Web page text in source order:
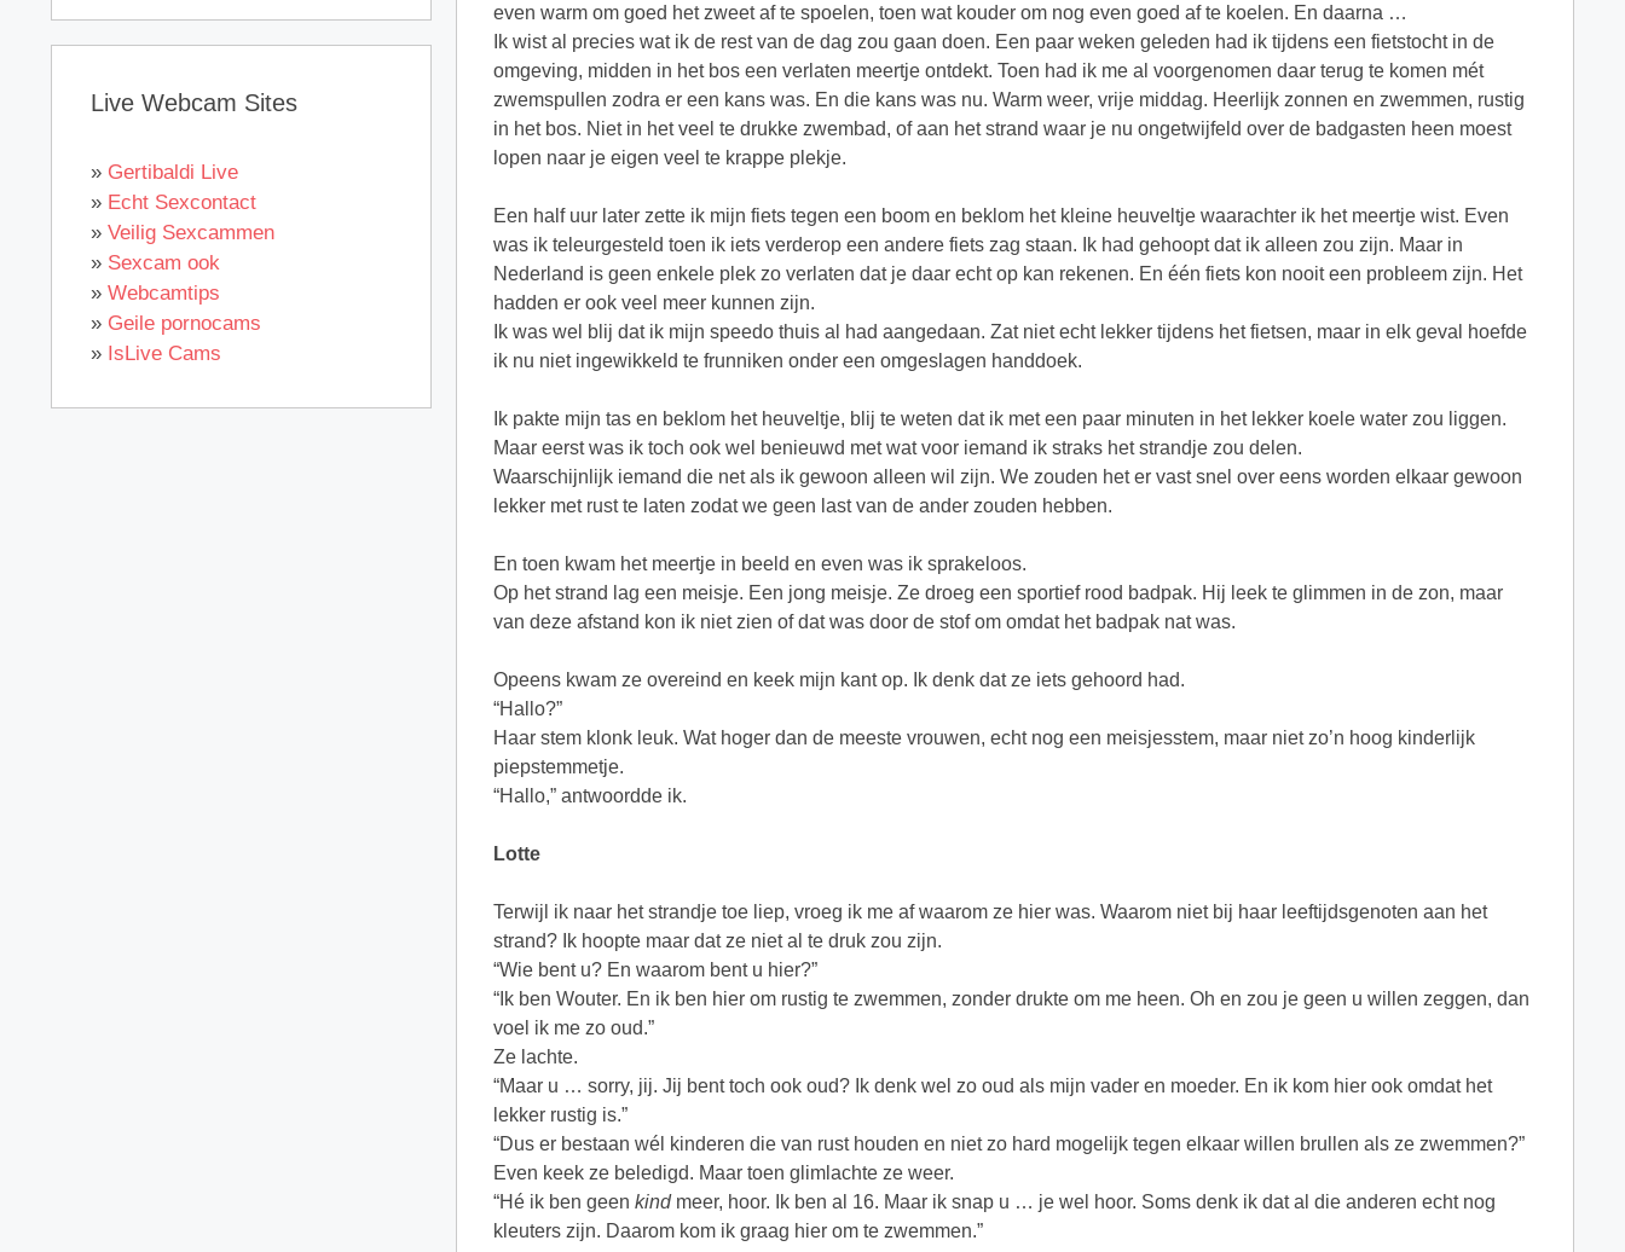
even warm om goed het zweet af te spoelen, toen wat kouder om nog even goed af te koelen. En daarna …
Ik wist al precies wat ik de rest van de dag zou gaan doen. Een paar weken geleden had ik tijdens een fietstocht in de
omgeving, midden in het bos een verlaten meertje ontdekt. Toen had ik me al voorgenomen daar terug te komen mét
zwemspullen zodra er een kans was. En die kans was nu. Warm weer, vrije middag. Heerlijk zonnen en zwemmen, rustig
in het bos. Niet in het veel te drukke zwembad, of aan het strand waar je nu ongetwijfeld over de badgasten heen moest
lopen naar je eigen veel te krappe plekje.
Een half uur later zette ik mijn fiets tegen een boom en beklom het kleine heuveltje waarachter ik het meertje wist. Even
was ik teleurgesteld toen ik iets verderop een andere fiets zag staan. Ik had gehoopt dat ik alleen zou zijn. Maar in
Nederland is geen enkele plek zo verlaten dat je daar echt op kan rekenen. En één fiets kon nooit een probleem zijn. Het
hadden er ook veel meer kunnen zijn.
Ik was wel blij dat ik mijn speedo thuis al had aangedaan. Zat niet echt lekker tijdens het fietsen, maar in elk geval hoefde
ik nu niet ingewikkeld te frunniken onder een omgeslagen handdoek.
Ik pakte mijn tas en beklom het heuveltje, blij te weten dat ik met een paar minuten in het lekker koele water zou liggen.
Maar eerst was ik toch ook wel benieuwd met wat voor iemand ik straks het strandje zou delen.
Waarschijnlijk iemand die net als ik gewoon alleen wil zijn. We zouden het er vast snel over eens worden elkaar gewoon
lekker met rust te laten zodat we geen last van de ander zouden hebben.
En toen kwam het meertje in beeld en even was ik sprakeloos.
Op het strand lag een meisje. Een jong meisje. Ze droeg een sportief rood badpak. Hij leek te glimmen in de zon, maar
van deze afstand kon ik niet zien of dat was door de stof om omdat het badpak nat was.
Opeens kwam ze overeind en keek mijn kant op. Ik denk dat ze iets gehoord had.
“Hallo?”
Haar stem klonk leuk. Wat hoger dan de meeste vrouwen, echt nog een meisjesstem, maar niet zo’n hoog kinderlijk
piepstemmetje.
“Hallo,” antwoordde ik.
Lotte
Terwijl ik naar het strandje toe liep, vroeg ik me af waarom ze hier was. Waarom niet bij haar leeftijdsgenoten aan het
strand? Ik hoopte maar dat ze niet al te druk zou zijn.
“Wie bent u? En waarom bent u hier?”
“Ik ben Wouter. En ik ben hier om rustig te zwemmen, zonder drukte om me heen. Oh en zou je geen u willen zeggen, dan
voel ik me zo oud.”
Ze lachte.
“Maar u … sorry, jij. Jij bent toch ook oud? Ik denk wel zo oud als mijn vader en moeder. En ik kom hier ook omdat het
lekker rustig is.”
“Dus er bestaan wél kinderen die van rust houden en niet zo hard mogelijk tegen elkaar willen brullen als ze zwemmen?”
Even keek ze beledigd. Maar toen glimlachte ze weer.
“Hé ik ben geen kindmeer, hoor. Ik ben al 16. Maar ik snap u … je wel hoor. Soms denk ik dat al die anderen echt nog
kleuters zijn. Daarom kom ik graag hier om te zwemmen.”
Live Webcam Sites
» Gertibaldi Live
» Echt Sexcontact
» Veilig Sexcammen
» Sexcam ook
» Webcamtips
» Geile pornocams
» IsLive Cams